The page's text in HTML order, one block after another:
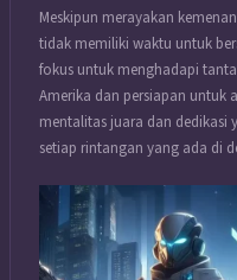
Meskipun merayakan
tidak memiliki waktu untuk
fokus untuk menghadapi
Amerika dan persiapan untuk
mentalitas juara dan dedikasi
setiap rintangan yang ada di